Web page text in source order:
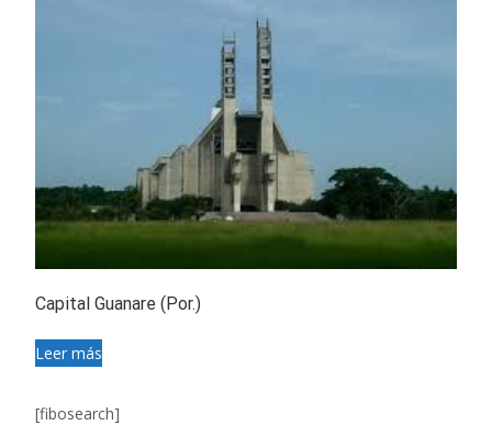
Capital Guanare (Por.)
Leer más
[fibosearch]